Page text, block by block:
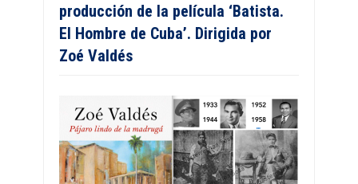
producción de la película ‘Batista.
El Hombre de Cuba’. Dirigida por
Zoé Valdés